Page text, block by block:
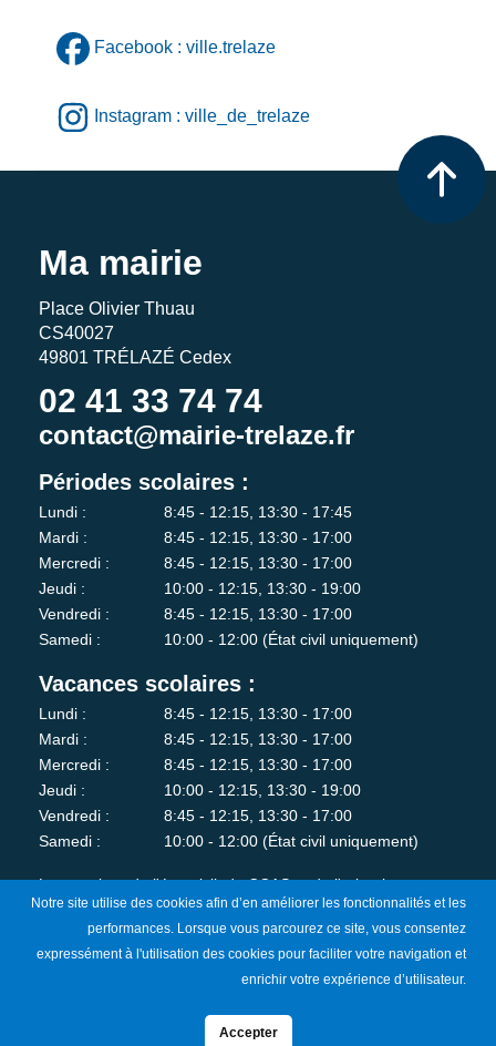
Facebook : ville.trelaze
Instagram : ville_de_trelaze
Ma mairie
Place Olivier Thuau
CS40027
49801 TRÉLAZÉ Cedex
02 41 33 74 74
contact@mairie-trelaze.fr
Périodes scolaires :
Lundi :
8:45 - 12:15, 13:30 - 17:45
Mardi :
8:45 - 12:15, 13:30 - 17:00
Mercredi :
8:45 - 12:15, 13:30 - 17:00
Jeudi :
10:00 - 12:15, 13:30 - 19:00
Vendredi :
8:45 - 12:15, 13:30 - 17:00
Samedi :
10:00 - 12:00 (État civil uniquement)
Vacances scolaires :
Lundi :
8:45 - 12:15, 13:30 - 17:00
Mardi :
8:45 - 12:15, 13:30 - 17:00
Mercredi :
8:45 - 12:15, 13:30 - 17:00
Jeudi :
10:00 - 12:15, 13:30 - 19:00
Vendredi :
8:45 - 12:15, 13:30 - 17:00
Samedi :
10:00 - 12:00 (État civil uniquement)
Les services de l'état-civil, du CCAS et de l'urbanisme sont
fermés au public le lundi matin.
Je m'abonne à la newsletter
Notre site utilise des cookies afin d’en améliorer les fonctionnalités et les
performances. Lorsque vous parcourez ce site, vous consentez
expressément à l'utilisation des cookies pour faciliter votre navigation et
enrichir votre expérience d’utilisateur.
Accepter